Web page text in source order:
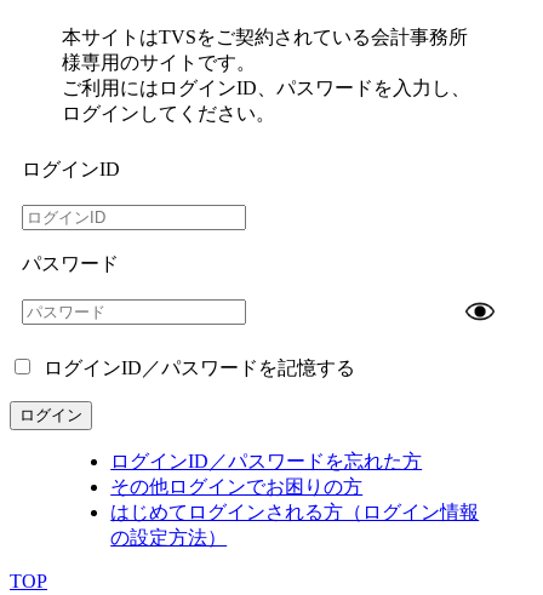
本サイトはTVSをご契約されている会計事務所
様専用のサイトです。
ご利用にはログインID、パスワードを入力し、
ログインしてください。
ログインID
パスワード
ログインID／パスワードを記憶する
ログイン
ログインID／パスワードを忘れた方
その他ログインでお困りの方
はじめてログインされる方（ログイン情報
の設定方法）
TOP